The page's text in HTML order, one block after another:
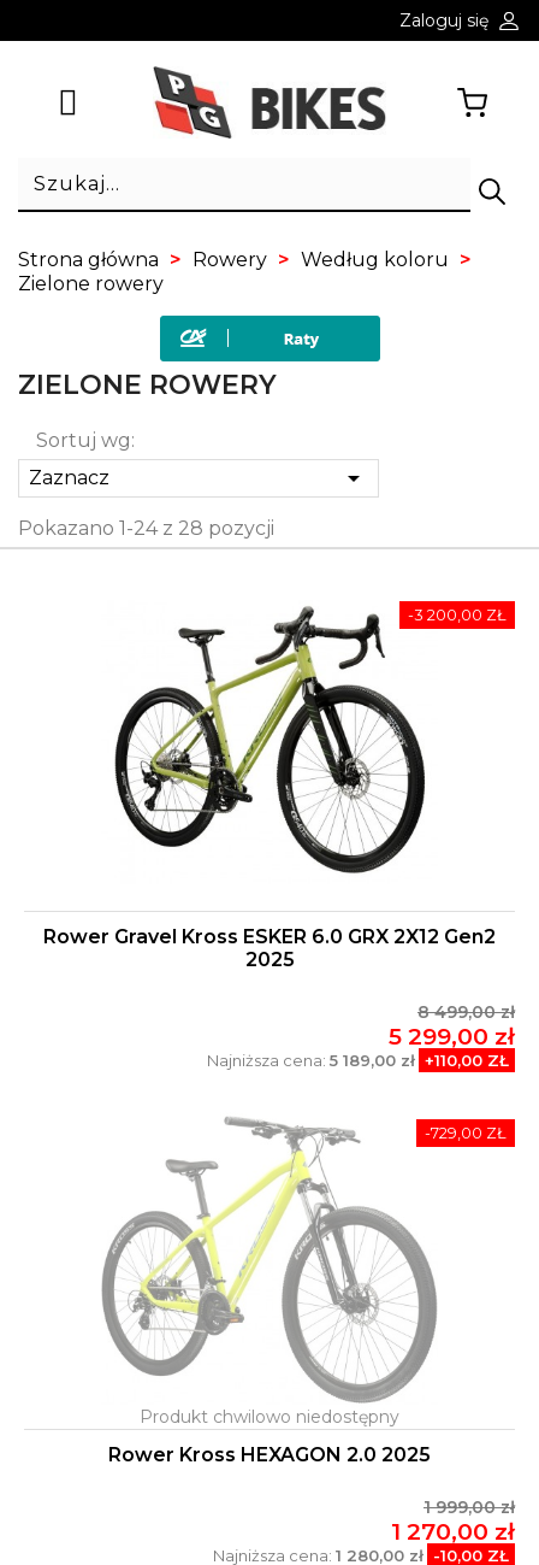
Zaloguj się
Strona główna Rowery
Według koloru
Zielone rowery
ZIELONE ROWERY
Sortuj wg:
Zaznacz

Pokazano 1-24 z 28 pozycji
Rower Gravel Kross ESKER 6.0 GRX 2X12 Gen2
2025
8 499,00 zł
5 299,00 zł
Najniższa cena: 5 189,00 zł +110,00 ZŁ
-3 200,00 ZŁ
Rower Kross HEXAGON 2.0 2025
1 999,00 zł
1 270,00 zł
Najniższa cena: 1 280,00 zł -10,00 ZŁ
-729,00 ZŁ